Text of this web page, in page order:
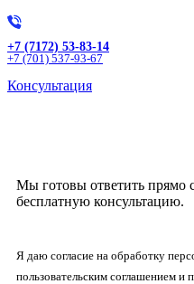
+7 (7172) 53-83-14
+7 (701) 537-93-67
Консультация
Мы готовы ответить прямо
бесплатную консультацию.
Я даю согласие на обработку
пользовательским соглашением и